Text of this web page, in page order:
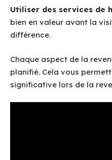
Utiliser des services de
bien en valeur avant la
différence.
Chaque aspect de la
planifié. Cela vous
significative lors de la